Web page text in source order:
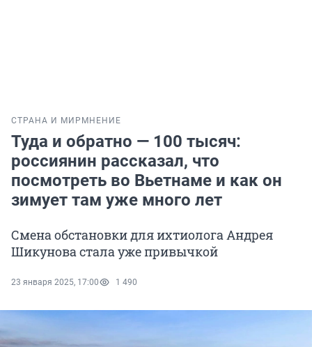
СТРАНА И МИР МНЕНИЕ
Туда и обратно — 100 тысяч:
россиянин рассказал, что
посмотреть во Вьетнаме и как он
зимует там уже много лет
Смена обстановки для ихтиолога Андрея
Шикунова стала уже привычкой
23 января 2025, 17:00 1 490